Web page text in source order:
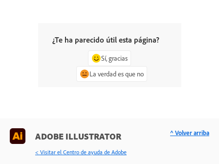
¿Te ha parecido útil esta página?
Sí, gracias
La verdad es que no
ADOBE ILLUSTRATOR
< Visitar el Centro de ayuda de Adobe
^ Volver arriba